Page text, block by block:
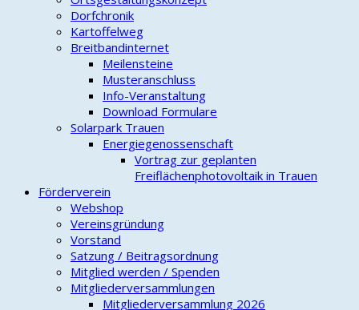
Dorfchronik
Kartoffelweg
Breitbandinternet
Meilensteine
Musteranschluss
Info-Veranstaltung
Download Formulare
Solarpark Trauen
Energiegenossenschaft
Vortrag zur geplanten
Freiflächenphotovoltaik in Trauen
Förderverein
Webshop
Vereinsgründung
Vorstand
Satzung / Beitragsordnung
Mitglied werden / Spenden
Mitgliederversammlungen
Mitgliederversammlung 2026